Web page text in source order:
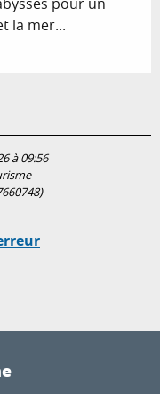
la mer...
à 09:56
)